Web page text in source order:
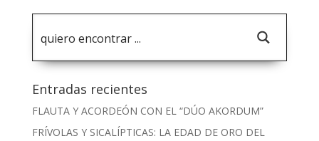
Entradas recientes
FLAUTA Y ACORDEÓN CON EL “DÚO AKORDUM”
FRÍVOLAS Y SICALÍPTICAS: LA EDAD DE ORO DEL